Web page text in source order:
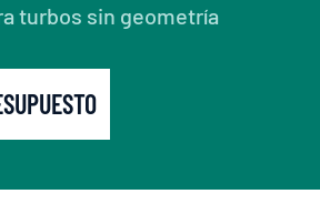
turbos sin geometría